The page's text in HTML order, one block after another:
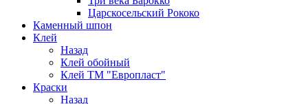
Царскосельский Рококо
Каменный шпон
Клей
Назад
Клей обойный
Клей ТМ "Европласт"
Краски
Назад